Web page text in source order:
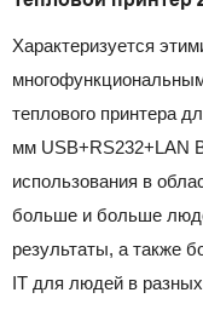
Характеризуется
теплового принтера
мм USB+RS232+LAN
использования в
больше и больше
результаты, а также
IT для людей в